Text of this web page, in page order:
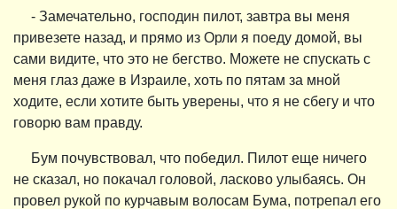
- Замечательно, господин пилот, завтра вы меня
привезете назад, и прямо из Орли я поеду домой, вы
сами видите, что это не бегство. Можете не спускать с
меня глаз даже в Израиле, хоть по пятам за мной
ходите, если хотите быть уверены, что я не сбегу и что
говорю вам правду.
Бум почувствовал, что победил. Пилот еще ничего
не сказал, но покачал головой, ласково улыбаясь. Он
провел рукой по курчавым волосам Бума, потрепал его